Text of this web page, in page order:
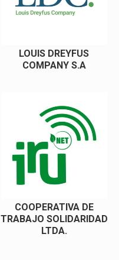
LOUIS DREYFUS
COMPANY S.A
COOPERATIVA DE
TRABAJO SOLIDARIDAD
LTDA.